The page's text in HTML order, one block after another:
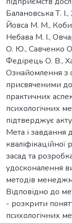
Балановська Т.
Йовса М. М.,
Небава М. І.,
О. Ю., Савченко О.
Федірець О. В.,
Ознайомлення з
присвяченими
практичних
психологічних
підтверджує
Мета і завдання
засад та
удосконалення
методів
Відповідно до
- розкрити
психологічних